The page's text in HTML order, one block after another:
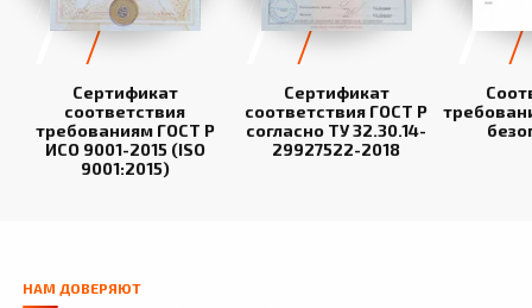
Сертификат
соответствия
требованиям ГОСТ Р
ИСО 9001-2015 (ISO
9001:2015)
Сертификат
соответствия ГОСТ Р
согласно ТУ 32.30.14-
29927522-2018
НАМ ДОВЕРЯЮТ